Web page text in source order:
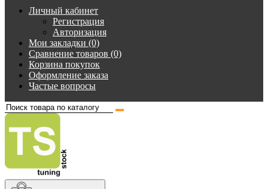
Личный кабинет
Регистрация
Авторизация
Мои закладки (0)
Сравнение товаров (0)
Корзина покупок
Оформление заказа
Частые вопросы